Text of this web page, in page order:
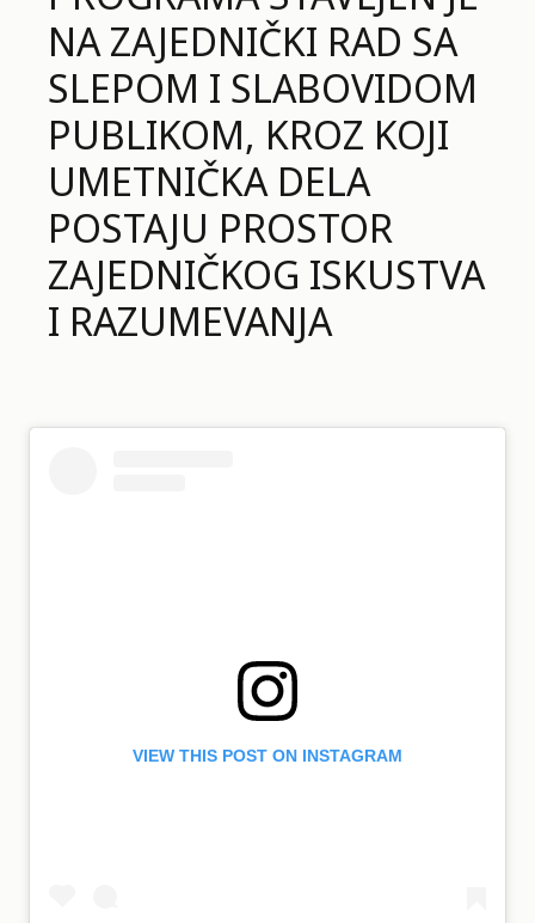
NA ZAJEDNIČKI RAD SA
SLEPOM I SLABOVIDOM
PUBLIKOM, KROZ KOJI
UMETNIČKA DELA
POSTAJU PROSTOR
ZAJEDNIČKOG ISKUSTVA
I RAZUMEVANJA
VIEW THIS POST ON INSTAGRAM